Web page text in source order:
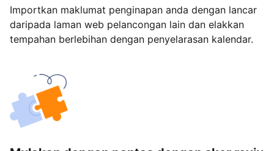
Importkan maklumat penginapan anda dengan lancar
daripada laman web pelancongan lain dan elakkan
tempahan berlebihan dengan penyelarasan kalendar.